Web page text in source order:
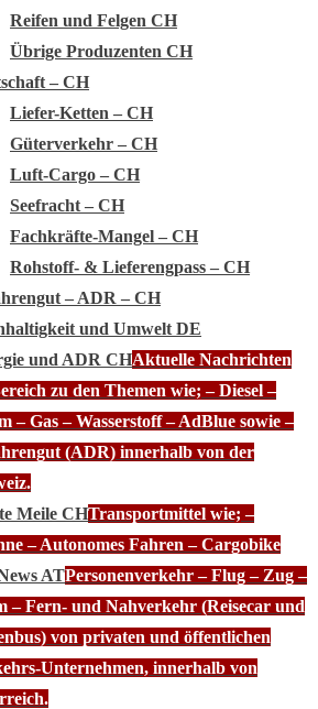
Reifen und Felgen CH
Übrige Produzenten CH
– CH
Liefer-Ketten – CH
Güterverkehr – CH
Luft-Cargo – CH
Seefracht – CH
Fachkräfte-Mangel – CH
Rohstoff- & Lieferengpass – CH
– ADR – CH
und Umwelt DE
und ADR CHAktuelle Nachrichten
zu den Themen wie; – Diesel –
– Gas – Wasserstoff – AdBlue sowie –
(ADR) innerhalb von der
Meile CHTransportmittel wie; –
– Autonomes Fahren – Cargobike
ATPersonenverkehr – Flug – Zug –
– Fern- und Nahverkehr (Reisecar und
von privaten und öffentlichen
Unternehmen, innerhalb von